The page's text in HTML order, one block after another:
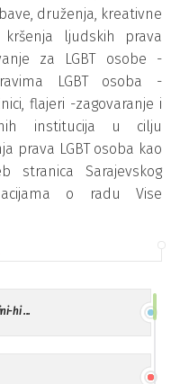
druženja, kreativne
ljudskih prava
za LGBT osobe -
LGBT osoba -
flajeri -zagovaranje i
institucija u cilju
prava LGBT osoba kao
stranica Sarajevskog
o radu Vise
hi ...